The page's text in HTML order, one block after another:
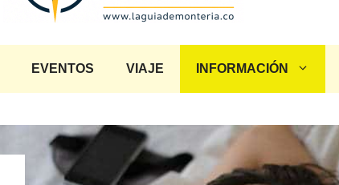
EVENTOS VIAJE INFORMACIÓN